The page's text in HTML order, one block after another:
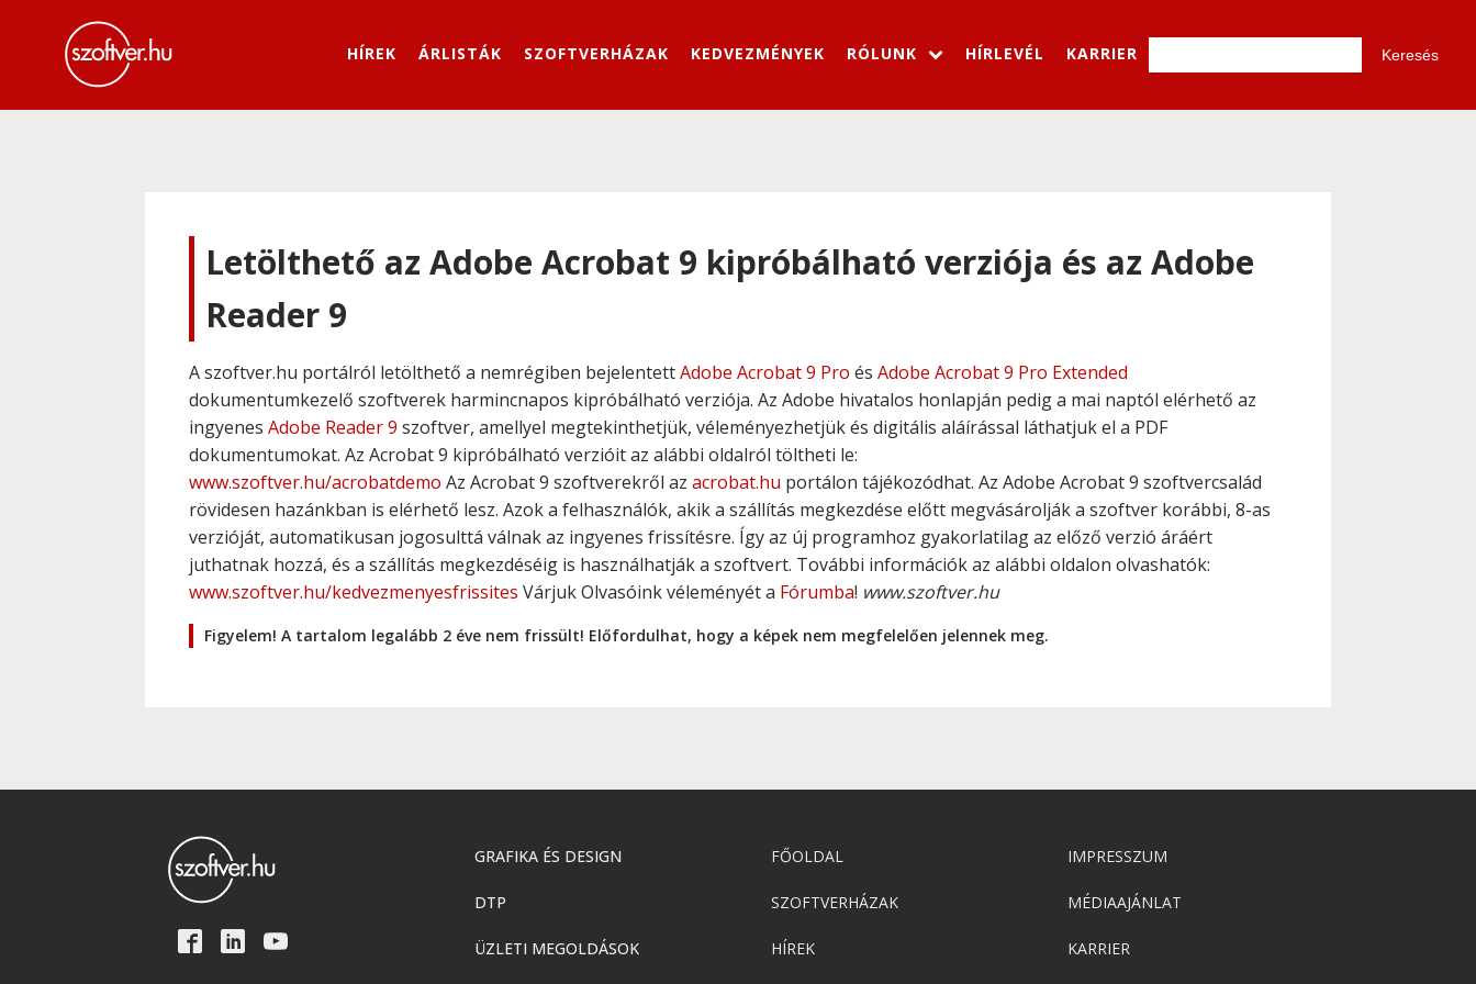
HÍREK ÁRLISTÁK SZOFTVERHÁZAK KEDVEZMÉNYEK RÓLUNK HÍRLEVÉL KARRIER
Letölthető az Adobe Acrobat 9 kipróbálható verziója és az Adobe
Reader 9
A szoftver.hu portálról letölthető a nemrégiben bejelentettAdobe Acrobat 9 Pro és Adobe Acrobat 9 Pro Extended
dokumentumkezelő szoftverek harmincnapos kipróbálható verziója. Az Adobe hivatalos honlapján pedig a mai naptól elérhető az
ingyenes Adobe Reader 9 szoftver, amellyel megtekinthetjük, véleményezhetjük és digitális aláírással láthatjuk el a PDF
dokumentumokat. Az Acrobat 9 kipróbálható verzióit az alábbi oldalról töltheti le:
www.szoftver.hu/acrobatdemo Az Acrobat 9 szoftverekről az acrobat.hu portálon tájékozódhat. Az Adobe Acrobat 9 szoftvercsalád
rövidesen hazánkban is elérhető lesz. Azok a felhasználók, akik a szállítás megkezdése előtt megvásárolják a szoftver korábbi, 8-as
verzióját, automatikusan jogosulttá válnak az ingyenes frissítésre. Így az új programhoz gyakorlatilag az előző verzió áráért
juthatnak hozzá, és a szállítás megkezdéséig is használhatják a szoftvert. További információk az alábbi oldalon olvashatók:
www.szoftver.hu/kedvezmenyesfrissites Várjuk Olvasóink véleményét a Fórumba! www.szoftver.hu
Figyelem! A tartalom legalább 2 éve nem frissült! Előfordulhat, hogy a képek nem megfelelően jelennek meg.
GRAFIKA ÉS DESIGN
DTP
ÜZLETI MEGOLDÁSOK
FŐOLDAL
SZOFTVERHÁZAK
HÍREK
IMPRESSZUM
MÉDIAAJÁNLAT
KARRIER